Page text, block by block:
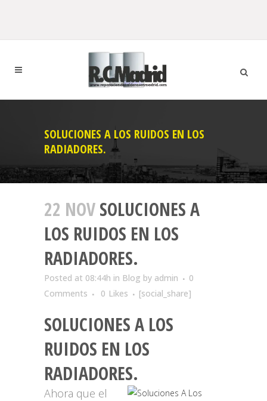
SOLUCIONES A LOS RUIDOS EN LOS
RADIADORES.
22 NOVSOLUCIONES A
LOS RUIDOS EN LOS
RADIADORES.
Posted at 08:44h in Blog by admin
0
Comments
0 Likes [social_share]
SOLUCIONES A LOS
RUIDOS EN LOS
RADIADORES.
Ahora que el